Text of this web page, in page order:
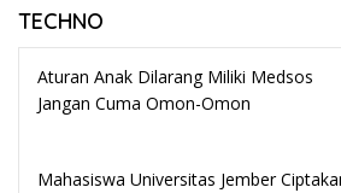
TECHNO
Aturan Anak Dilarang Miliki Medsos
Jangan Cuma Omon-Omon
Mahasiswa Universitas Jember